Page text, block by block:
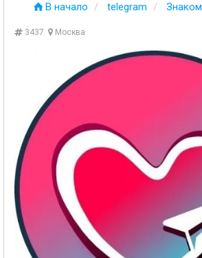
В начало telegram
3437 Москва